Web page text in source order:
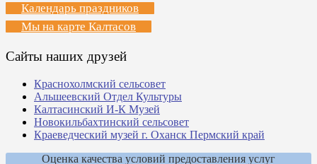
Календарь праздников
Мы на карте Калтасов
Сайты наших друзей
Краснохолмский сельсовет
Альшеевский Отдел Культуры
Калтасинский И-К Музей
Новокильбахтинский сельсовет
Краеведческий музей г. Оханск Пермский край
Оценка качества условий предоставления услуг